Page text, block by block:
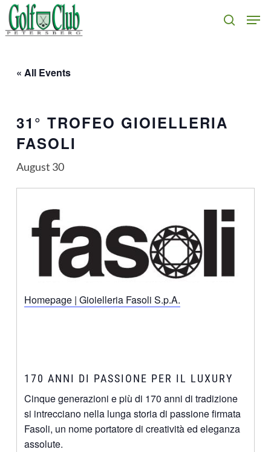
Skip
to
search
« All Events
31° TROFEO GIOIELLERIA
FASOLI
August 30
Homepage | Gioielleria Fasoli S.p.A.
170 ANNI DI PASSIONE PER IL LUXURY
Cinque generazioni e più di 170 anni di tradizione
si intrecciano nella lunga storia di passione firmata
Fasoli, un nome portatore di creatività ed eleganza
assolute.